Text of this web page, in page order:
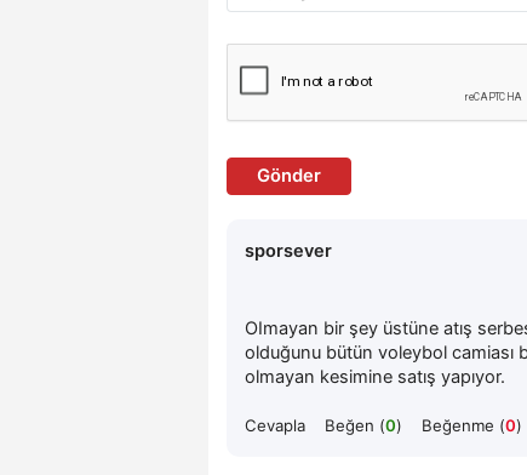
Gönder
sporsever
OImayan bir şey üstüne atış
olduğunu bütün voleybol camiası
olmayan kesimine satış yapıyor.
Cevapla Beğen (0) Beğenme (0)